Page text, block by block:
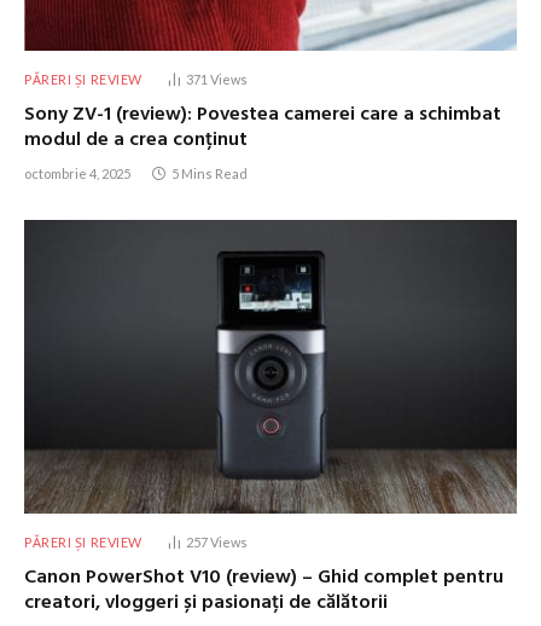
PĂRERI ȘI REVIEW 371 Views
Sony ZV-1 (review): Povestea camerei care a schimbat
modul de a crea conținut
octombrie 4, 2025 5 Mins Read
PĂRERI ȘI REVIEW 257Views
Canon PowerShot V10 (review) – Ghid complet pentru
creatori, vloggeri și pasionați de călătorii